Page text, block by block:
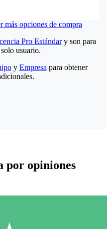
más opciones de compra
Pro Estándary son para
usuario.
y Empresa para obtener
por opiniones